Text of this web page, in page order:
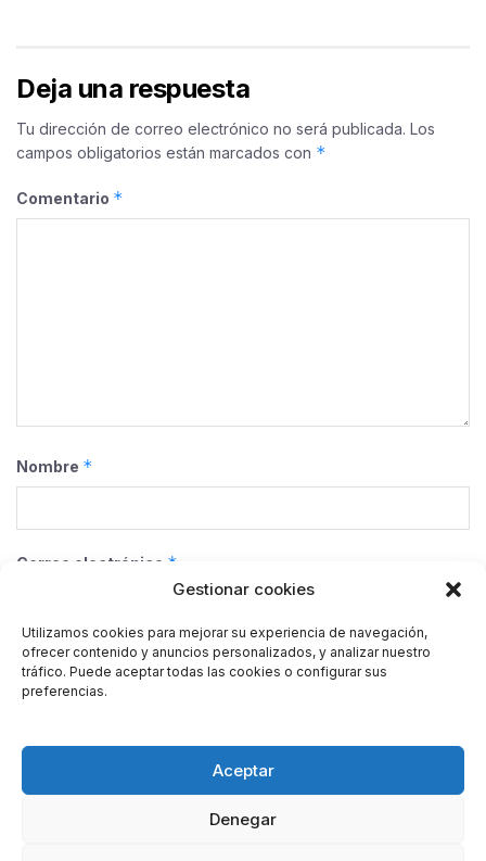
Gestionar cookies
Utilizamos cookies para mejorar su experiencia de navegación,
ofrecer contenido y anuncios personalizados, y analizar nuestro
tráfico. Puede aceptar todas las cookies o configurar sus
preferencias.
Aceptar
Denegar
Deja una respuesta
Tu dirección de correo electrónico no será publicada. Los
campos obligatorios están marcados con *
Comentario *
Nombre *
Correo electrónico *
Web
navegador para la próxima vez que comente.